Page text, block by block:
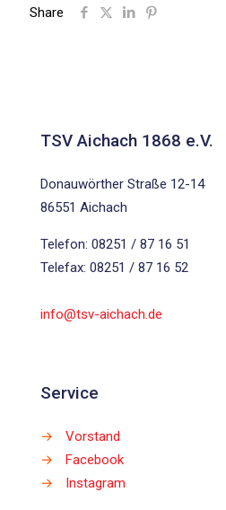
Share
TSV Aichach 1868 e.V.
Donauwörther Straße 12-14
86551 Aichach
Telefon: 08251 / 87 16 51
Telefax: 08251 / 87 16 52
info@tsv-aichach.de
Service
→
Vorstand
→
Facebook
→
Instagram